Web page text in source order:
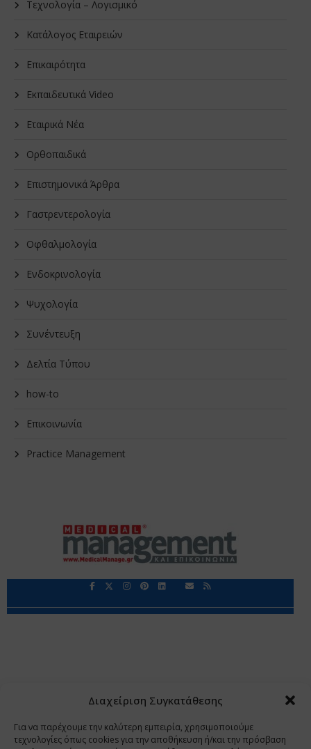
Διαχείριση Συγκατάθεσης
Για να παρέχουμε την καλύτερη εμπειρία, χρησιμοποιούμε
τεχνολογίες όπως cookies για την αποθήκευση ή/και την πρόσβαση
Τεχνολογία – Λογισμικό
Κατάλογος Εταιρειών
Επικαιρότητα
Εκπαιδευτικά Video
Εταιρικά Νέα
Oρθοπαιδικά
Επιστημονικά Άρθρα
Γαστρεντερολογία
Οφθαλμολογία
Ενδοκρινολογία
Ψυχολογία
Συνέντευξη
Δελτία Τύπου
how-to
Επικοινωνία
Practice Management
Copyright 2009 - 2026 © Χαραμή Α.Ε.